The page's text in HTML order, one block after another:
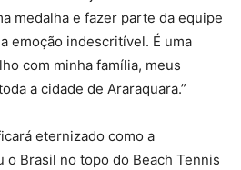
medalha e fazer parte da equipe
emoção indescritível. É uma
com minha família, meus
a cidade de Araraquara.”
eternizado como a
o Brasil no topo do Beach Tennis